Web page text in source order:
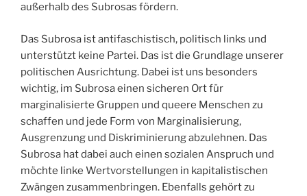
außerhalb des Subrosas fördern.
Das Subrosa ist antifaschistisch, politisch links und
unterstützt keine Partei. Das ist die Grundlage unserer
politischen Ausrichtung. Dabei ist uns besonders
wichtig, im Subrosa einen sicheren Ort für
marginalisierte Gruppen und queere Menschen zu
schaffen und jede Form von Marginalisierung,
Ausgrenzung und Diskriminierung abzulehnen. Das
Subrosa hat dabei auch einen sozialen Anspruch und
möchte linke Wertvorstellungen in kapitalistischen
Zwängen zusammenbringen. Ebenfalls gehört zu